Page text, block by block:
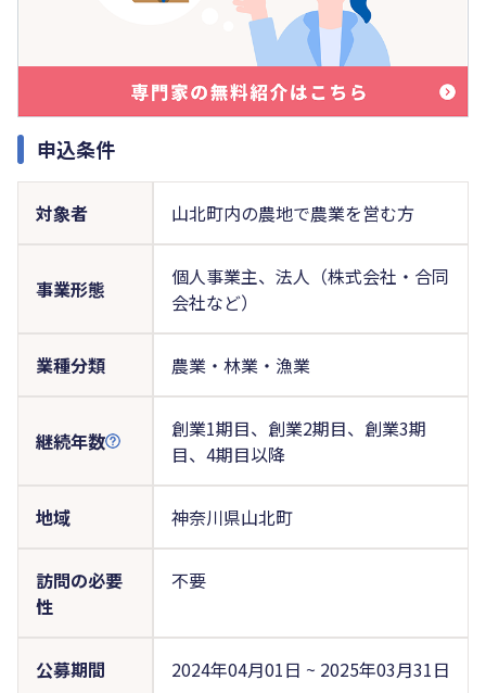
申込条件
対象者 山北町内の農地で農業を営む方
事業形態
個人事業主、法人（株式会社・合同
会社など）
業種分類 農業・林業・漁業
継続年数
創業1期目、創業2期目、創業3期
目、4期目以降
地域 神奈川県山北町
訪問の必要
性
不要
公募期間 2024年04月01日 ~ 2025年03月31日